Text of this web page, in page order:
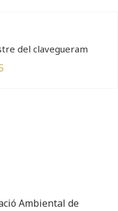
del clavegueram
Ambiental de